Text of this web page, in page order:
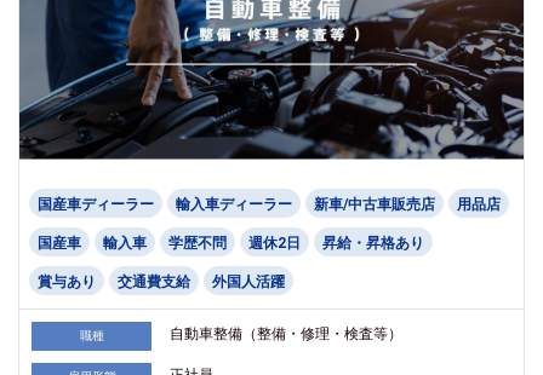
国産車ディーラー 輸入車ディーラー 新車/中古車販売店 用品店
国産車 輸入車 学歴不問 週休2日 昇給・昇格あり
賞与あり 交通費支給 外国人活躍
職種 自動車整備（整備・修理・検査等）